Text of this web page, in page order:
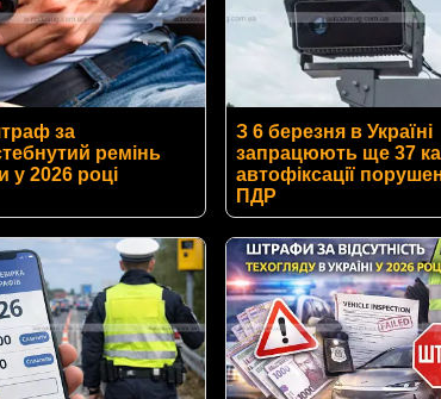
за
ремінь
у 2026 році
З 6 березня в Україні
запрацюють ще 37
автофіксації
ПДР